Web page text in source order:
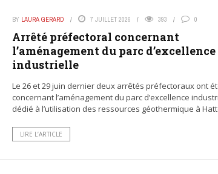
BY LAURA GERARD 7 JUILLET 2026 393 0
Arrêté préfectoral concernant
l’aménagement du parc d’excellence
industrielle
Le 26 et 29 juin dernier deux arrêtés préfectoraux ont
concernant l’aménagement du parc d’excellence
dédié à l’utilisation des ressources géothermique à
LIRE L’ARTICLE